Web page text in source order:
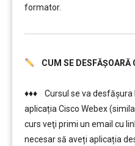
formator.
CUM SE DESFĂȘOARĂ
♦♦♦ Cursul se va desfășura
aplicația Cisco Webex
curs veţi primi un email cu
necesar să aveți aplicația